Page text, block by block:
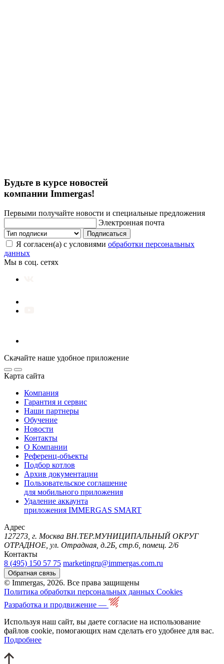
Будьте в курсе новостей
компании Immergas!
Первыми получайте новости и специальные предложения
Электронная почта
Подписаться
Я согласен(а) с условиями обработки персональных
данных
Мы в соц. сетях
Скачайте наше удобное приложение
Карта сайта
Компания
Гарантия и сервис
Наши партнеры
Обучение
Новости
Контакты
О Компании
Референц-объекты
Подбор котлов
Архив документации
Пользовательское соглашение
для мобильного приложения
Удаление аккаунта
приложения IMMERGAS SMART
Адрес
127273, г. Москва ВН.ТЕР.МУНИЦИПАЛЬНЫЙ ОКРУГ
ОТРАДНОЕ, ул. Отрадная, д.2Б, стр.6, помещ. 2/6
Контакты
8 (495) 150 57 75 marketingru@immergas.com.ru
Обратная связь
© Immergas, 2026. Все права защищены
Политика обработки персональных данных Cookies
Разработка и продвижение —
Используя наш сайт, вы даете согласие на использование
файлов cookie, помогающих нам сделать его удобнее для вас.
Подробнее